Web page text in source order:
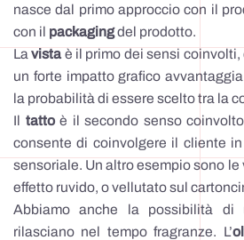
nasce dal primo approccio con il
con il packagingdel prodotto.
Lavistaè il primo dei sensi coinvolti,
un forte impatto grafico
la probabilità di essere scelto tra la
Il tatto è il secondo senso
consente di coinvolgere il cliente
sensoriale. Un altro esempio sono
effetto ruvido, o vellutato sul
Abbiamo anche la possibilità di
rilasciano nel tempo fragranze. L’